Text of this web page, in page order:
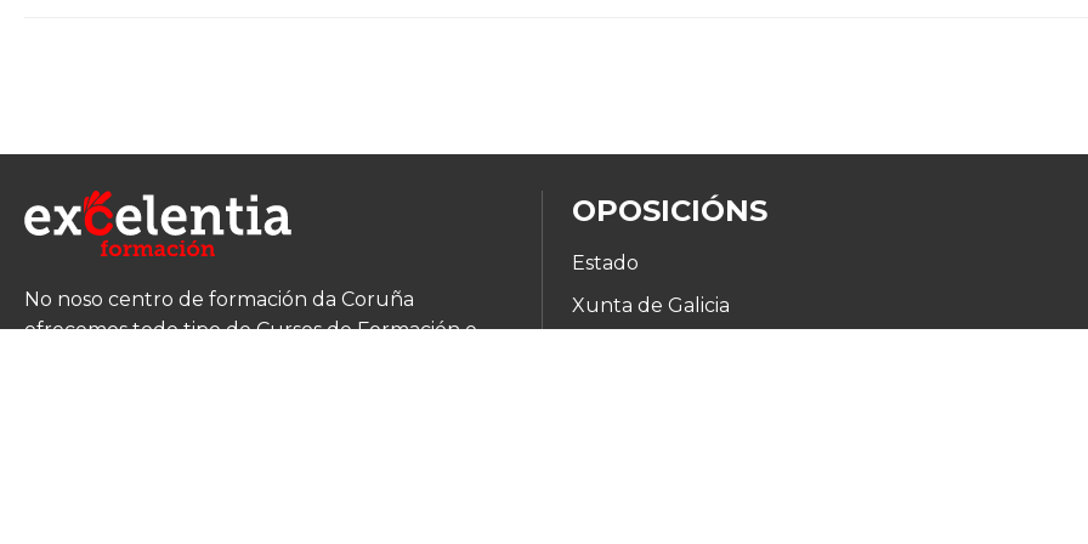
No noso centro de formación da Coruña
ofrecemos todo tipo de Cursos de Formación e
OPOSICIÓNS
Estado
Xunta de Galicia